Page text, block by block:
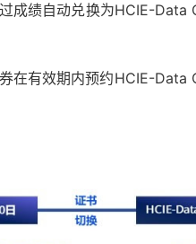
成绩自动兑换为HCIE-
在有效期内预约HCIE-Data